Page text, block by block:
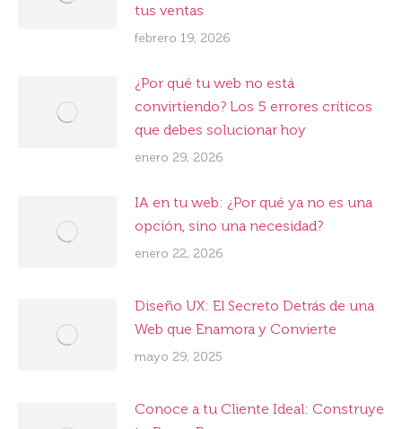
tus ventas
febrero 19, 2026
¿Por qué tu web no está
convirtiendo? Los 5 errores críticos
que debes solucionar hoy
enero 29, 2026
IA en tu web: ¿Por qué ya no es una
opción, sino una necesidad?
enero 22, 2026
Diseño UX: El Secreto Detrás de una
Web que Enamora y Convierte
mayo 29, 2025
Conoce a tu Cliente Ideal: Construye